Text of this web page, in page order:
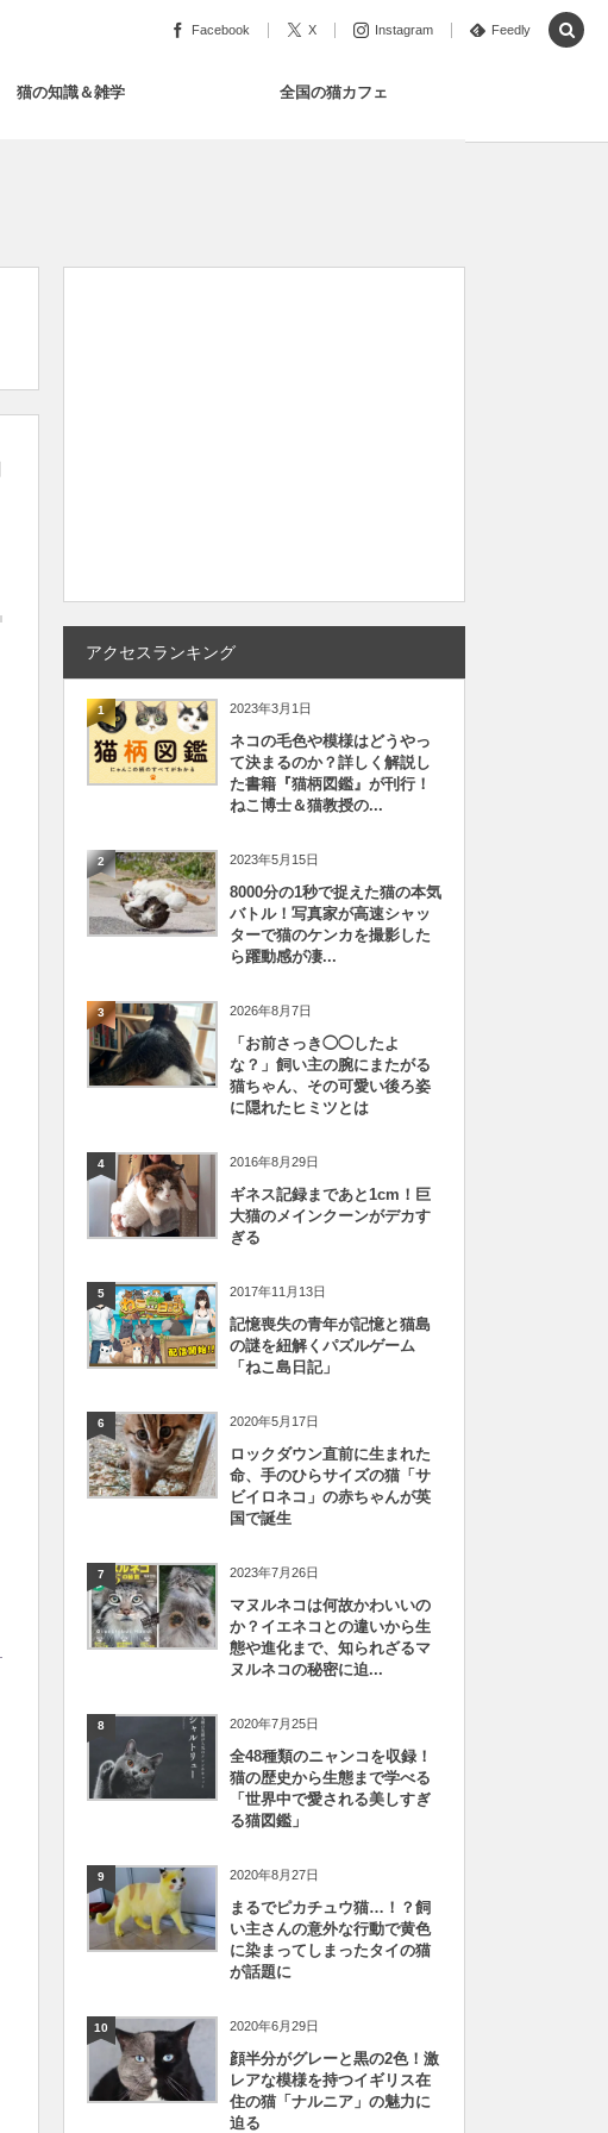
Facebook X Instagram Feedly
猫の知識＆雑学 全国の猫カフェ
アクセスランキング
1 2023年3月1日
ネコの毛色や模様はどうやっ
て決まるのか？詳しく解説し
た書籍『猫柄図鑑』が刊行！
ねこ博士＆猫教授の...
2 2023年5月15日
8000分の1秒で捉えた猫の本気
バトル！写真家が高速シャッ
ターで猫のケンカを撮影した
ら躍動感が凄...
3 2026年8月7日
「お前さっき◯◯したよ
な？」飼い主の腕にまたがる
猫ちゃん、その可愛い後ろ姿
に隠れたヒミツとは
4 2016年8月29日
ギネス記録まであと1cm！巨
大猫のメインクーンがデカす
ぎる
5 2017年11月13日
記憶喪失の青年が記憶と猫島
の謎を紐解くパズルゲーム
「ねこ島日記」
6 2020年5月17日
ロックダウン直前に生まれた
命、手のひらサイズの猫「サ
ビイロネコ」の赤ちゃんが英
国で誕生
7 2023年7月26日
マヌルネコは何故かわいいの
か？イエネコとの違いから生
態や進化まで、知られざるマ
ヌルネコの秘密に迫...
8 2020年7月25日
全48種類のニャンコを収録！
猫の歴史から生態まで学べる
「世界中で愛される美しすぎ
る猫図鑑」
9 2020年8月27日
まるでピカチュウ猫…！？飼
い主さんの意外な行動で黄色
に染まってしまったタイの猫
が話題に
10 2020年6月29日
顔半分がグレーと黒の2色！激
レアな模様を持つイギリス在
住の猫「ナルニア」の魅力に
迫る